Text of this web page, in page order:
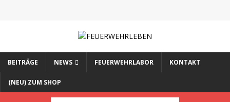
BEITRÄGE NEWS FEUERWEHRLABOR KONTAKT
(NEU) ZUM SHOP